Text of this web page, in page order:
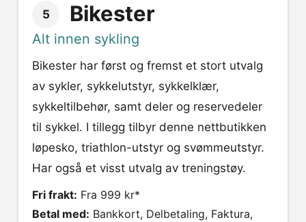
5 Bikester
Alt innen sykling
Bikester har først og fremst et stort utvalg
av sykler, sykkelutstyr, sykkelklær,
sykkeltilbehør, samt deler og reservedeler
til sykkel. I tillegg tilbyr denne nettbutikken
løpesko, triathlon-utstyr og svømmeutstyr.
Har også et visst utvalg av treningstøy.
Fri frakt: Fra 999 kr*
Betal med: